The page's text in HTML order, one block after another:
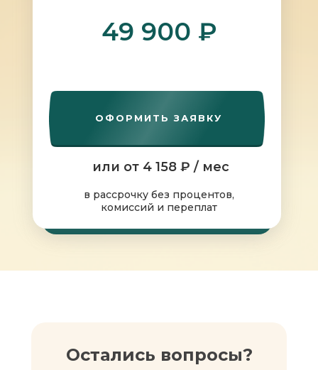
49 900 ₽
или от 4 158 ₽ / мес
в рассрочку без процентов,
комиссий и переплат
ОФОРМИТЬ ЗАЯВКУ
Остались вопросы?